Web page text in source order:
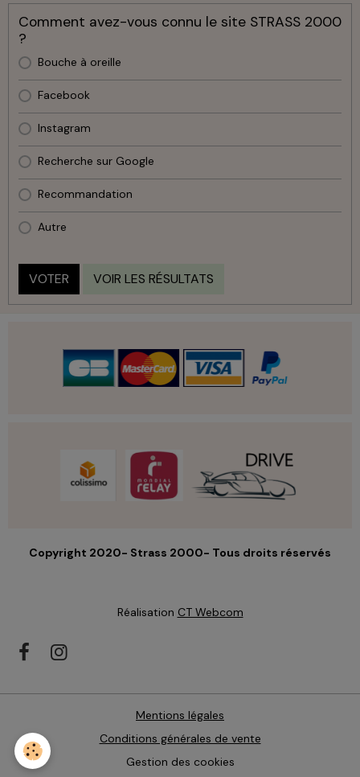
Comment avez-vous connu le site STRASS 2000
?
Bouche à oreille
Facebook
Instagram
Recherche sur Google
Recommandation
Autre
VOTER VOIR LES RÉSULTATS
Copyright 2020- Strass 2000- Tous droits réservés
Réalisation CT Webcom
Mentions légales
Conditions générales de vente
Gestion des cookies